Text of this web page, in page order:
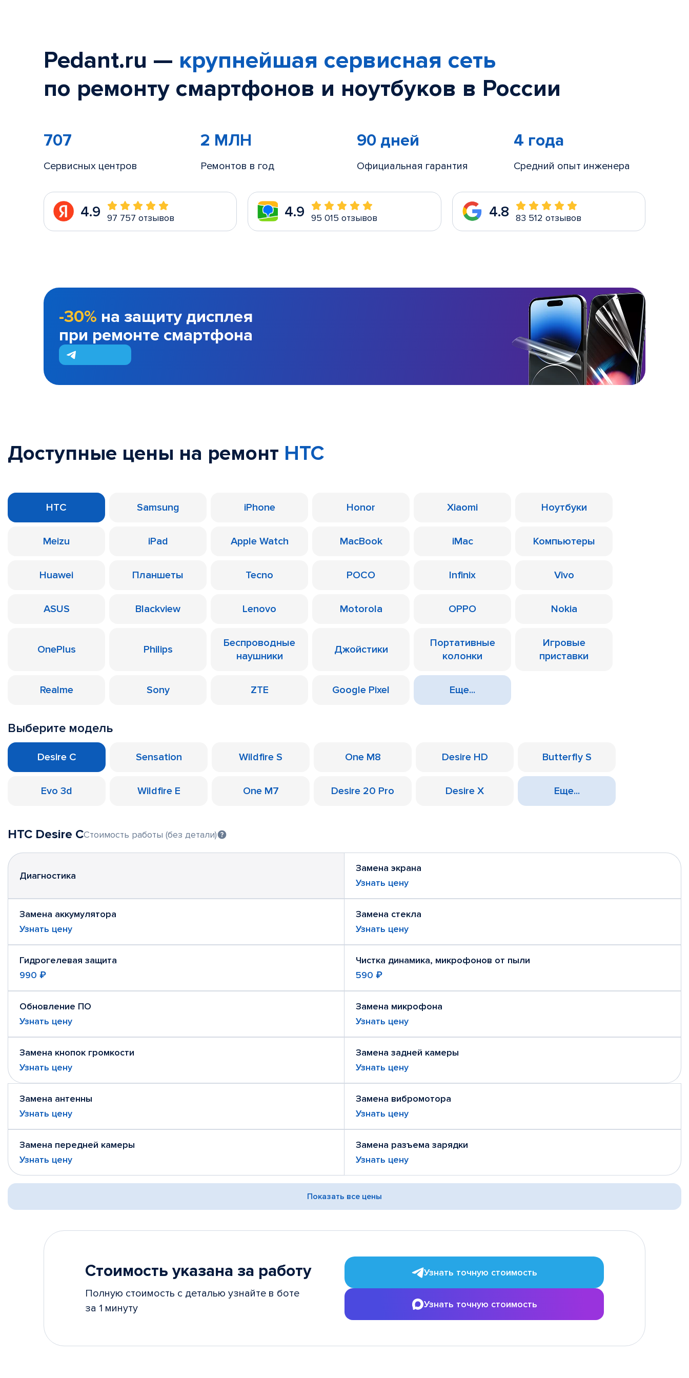
Pedant.ru — крупнейшая сервисная сеть
по ремонту смартфонов и ноутбуков в России
707
Сервисных центров
2 МЛН
Ремонтов в год
90 дней
Официальная гарантия
4 года
Средний опыт инженера
4.9 97 757 отзывов 4.9 95 015 отзывов 4.8 83 512 отзывов
-30% на защиту дисплея
при ремонте смартфона
Доступные цены на ремонт HTC
HTC Samsung iPhone Honor Xiaomi Ноутбуки
Meizu iPad Apple Watch MacBook iMac Компьютеры
Huawei Планшеты Tecno POCO Infinix Vivo
ASUS Blackview Lenovo Motorola OPPO Nokia
OnePlus Philips
Беспроводные
наушники
Джойстики
Портативные
колонки
Игровые
приставки
Realme Sony ZTE Google Pixel Еще...
Выберите модель
Desire C Sensation Wildfire S One M8 Desire HD Butterfly S
Evo 3d Wildfire E One M7 Desire 20 Pro Desire X Еще...
HTC Desire CСтоимость работы (без детали)
Диагностика
Замена экрана
Узнать цену
Замена аккумулятора
Узнать цену
Замена стекла
Узнать цену
Гидрогелевая защита
990 ₽
Чистка динамика, микрофонов от пыли
590 ₽
Обновление ПО
Узнать цену
Замена микрофона
Узнать цену
Замена кнопок громкости
Узнать цену
Замена задней камеры
Узнать цену
Замена антенны
Узнать цену
Замена вибромотора
Узнать цену
Замена передней камеры
Узнать цену
Замена разъема зарядки
Узнать цену
Показать все цены
Стоимость указана за работу
Полную стоимость с деталью узнайте в боте
за 1 минуту
Узнать точную стоимость
Узнать точную стоимость